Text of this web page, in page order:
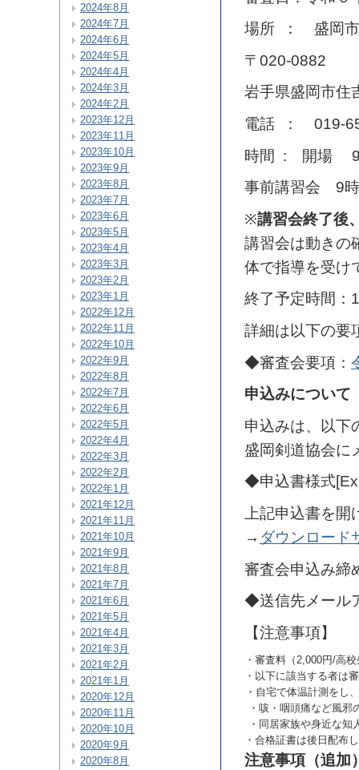
場所 ： 盛岡
〒020-0882
岩手県盛岡市住
電話 ： 019-
時間 : 開場 9
事前講習会 9
※講習会終了後
講習会は動きの
体で指導を受け
終了予定時間：
詳細は以下の要
◆審査会要項：
申込みについて
申込みは、以下
盛岡剣道協会に
◆申込書様式
上記申込書を
→ ダウンロード
審査会申込み締
◆送信先メール
【注意事項】
・審査料（2,000円/高
・以下に該当する者は
・自宅で体温計測をし
・咳・咽頭痛など風邪
・同居家族や身近な知
・合格証書は後日配布
注意事項（追加
2024年8月
2024年7月
2024年6月
2024年5月
2024年4月
2024年3月
2024年2月
2023年12月
2023年11月
2023年10月
2023年9月
2023年8月
2023年7月
2023年6月
2023年5月
2023年4月
2023年3月
2023年2月
2023年1月
2022年12月
2022年11月
2022年10月
2022年9月
2022年8月
2022年7月
2022年6月
2022年5月
2022年4月
2022年3月
2022年2月
2022年1月
2021年12月
2021年11月
2021年10月
2021年9月
2021年8月
2021年7月
2021年6月
2021年5月
2021年4月
2021年3月
2021年2月
2021年1月
2020年12月
2020年11月
2020年10月
2020年9月
2020年8月